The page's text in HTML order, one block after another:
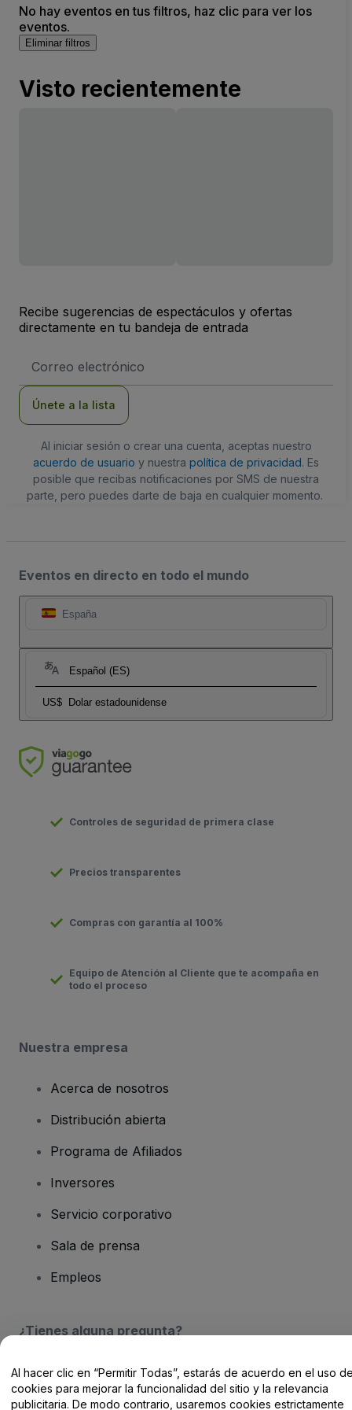
No hay eventos en tus filtros, haz clic para ver los
eventos.
Eliminar filtros
Visto recientemente
Recibe sugerencias de espectáculos y ofertas
directamente en tu bandeja de entrada
de
Únete a la lista
Al iniciar sesión o crear una cuenta, aceptas nuestro
acuerdo de usuario y nuestra política de privacidad. Es
posible que recibas notificaciones por SMS de nuestra
parte, pero puedes darte de baja en cualquier momento.
Eventos en directo en todo el mundo
España
Español (ES)
US$ Dolar estadounidense
Controles de seguridad de primera clase
Precios transparentes
Compras con garantía al 100%
Equipo de Atención al Cliente que te acompaña en
todo el proceso
Nuestra empresa
Acerca de nosotros
Distribución abierta
Programa de Afiliados
Inversores
Servicio corporativo
Sala de prensa
Empleos
¿Tienes alguna pregunta?
Centro de Ayuda / Contacto
Al hacer clic en “Permitir Todas”, estarás de acuerdo en el uso
cookies para mejorar la funcionalidad del sitio y la relevancia
publicitaria. De modo contrario, usaremos cookies estrictamente